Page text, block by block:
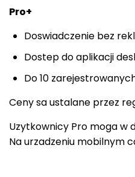
Pro+
Doswiadczenie bez
Dostep do aplikacji
Do 10
Ceny sa ustalane przez
Uzytkownicy Pro moga w
Na urzadzeniu mobilnym